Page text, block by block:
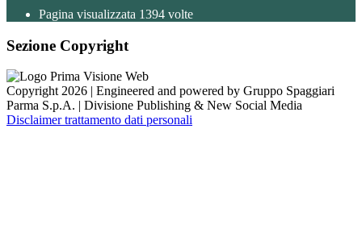
Pagina visualizzata 1394 volte
Sezione Copyright
Copyright 2026 | Engineered and powered by Gruppo Spaggiari
Parma S.p.A. | Divisione Publishing & New Social Media
Disclaimer trattamento dati personali